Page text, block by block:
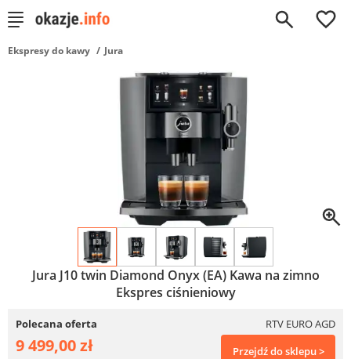
0
Ekspresy do kawy Jura
Jura J10 twin Diamond Onyx (EA) Kawa na zimno
Ekspres ciśnieniowy
Polecana oferta RTV EURO AGD
9 499,00 zł Przejdź do sklepu >